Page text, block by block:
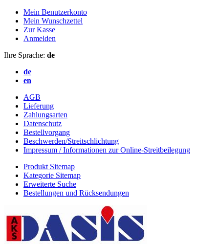
Mein Benutzerkonto
Mein Wunschzettel
Zur Kasse
Anmelden
Ihre Sprache: de
de
en
AGB
Lieferung
Zahlungsarten
Datenschutz
Bestellvorgang
Beschwerden/Streitschlichtung
Impressum / Informationen zur Online-Streitbeilegung
Produkt Sitemap
Kategorie Sitemap
Erweiterte Suche
Bestellungen und Rücksendungen